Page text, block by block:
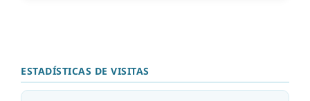
ESTADÍSTICAS DE VISITAS